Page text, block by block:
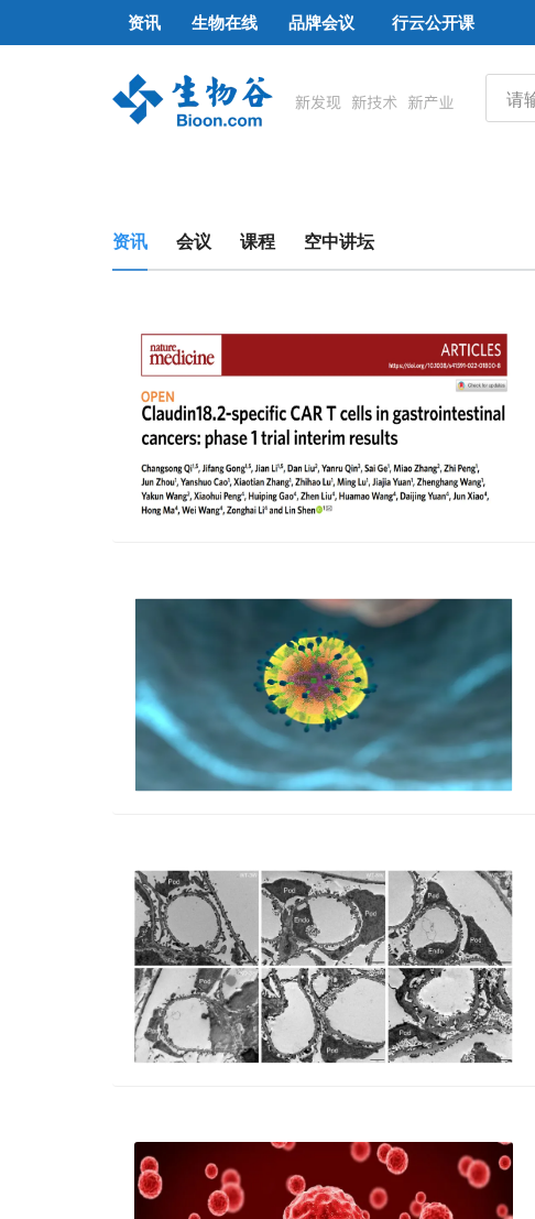
资讯 生物在线 品牌会议 行云公开课
资讯 会议 课程 空中讲坛